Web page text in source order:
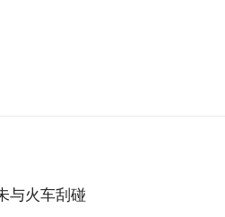
与火车刮碰